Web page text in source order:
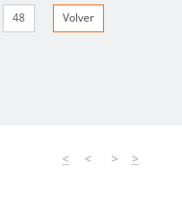
Volver
48
< < > >